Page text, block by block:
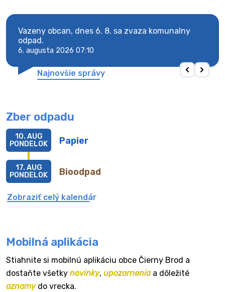
Vazeny obcan, dnes 6. 8. sa zvaza komunalny
odpad.
6. augusta 2026 07:10
Najnovšie správy
Zber odpadu
Papier
10. AUG
PONDELOK
Bioodpad
17. AUG
PONDELOK
Zobraziť celý kalendár
Mobilná aplikácia
Stiahnite si mobilnú aplikáciu obce Čierny Brod a
dostaňte všetky novinky, upozorneniaa dôležité
oznamydo vrecka.